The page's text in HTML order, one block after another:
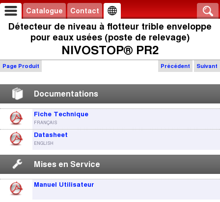
Catalogue Contact
Détecteur de niveau à flotteur trible enveloppe
pour eaux usées (poste de relevage)
NIVOSTOP® PR2
Précédent Suivant
Page Produit
Documentations
Fiche Technique
FRANÇAIS
Datasheet
ENGLISH
Mises en Service
Manuel Utilisateur